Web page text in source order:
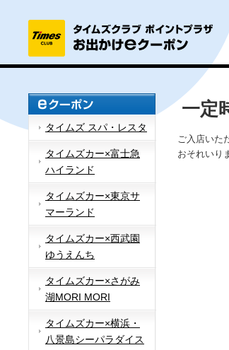
タイムズ スパ・レスタ
タイムズカー×富士急
ハイランド
タイムズカー×東京サ
マーランド
タイムズカー×西武園
ゆうえんち
タイムズカー×さがみ
湖MORI MORI
タイムズカー×横浜・
八景島シーパラダイス
一定
ご入店いた
おそれいり